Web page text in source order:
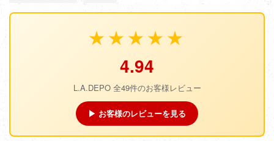
★★★★★
4.94
L.A.DEPO 全49件のお客様レビュー
▶ お客様のレビューを見る